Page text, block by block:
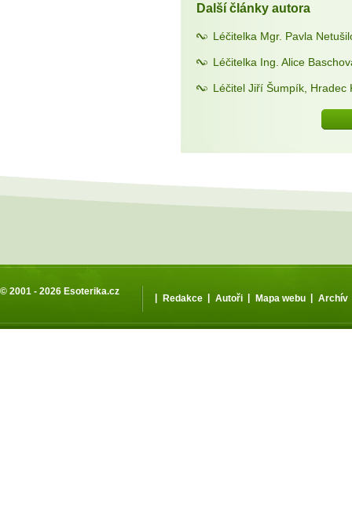
Další články autora
Léčitelka Mgr. Pavla
Léčitelka Ing. Alice
Léčitel Jiří Šumpík, Hradec
© 2001 - 2026 Esoterika.cz
| Redakce | Autoři | Mapa webu | Archív